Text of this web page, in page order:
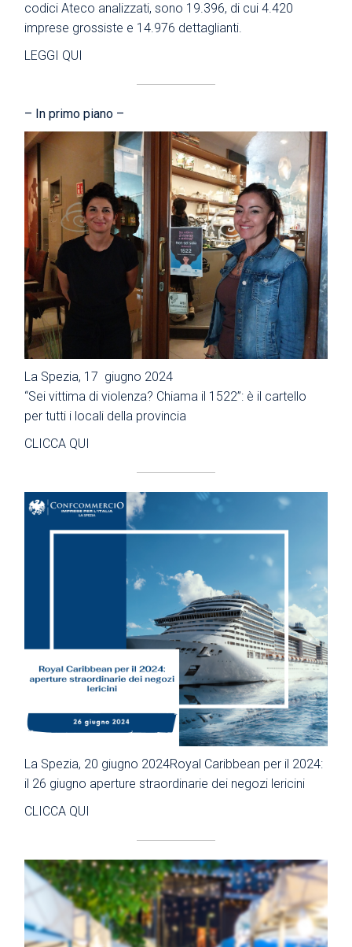
codici Ateco analizzati, sono 19.396, di cui 4.420
imprese grossiste e 14.976 dettaglianti.
LEGGI QUI
– In primo piano –
La Spezia, 17 giugno 2024
“Sei vittima di violenza? Chiama il 1522”: è il cartello
per tutti i locali della provincia
CLICCA QUI
La Spezia, 20 giugno 2024Royal Caribbean per il 2024:
il 26 giugno aperture straordinarie dei negozi lericini
CLICCA QUI